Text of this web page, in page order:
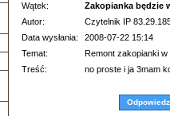
Wątek:
Zakopianka będzie
Autor:
Czytelnik IP
Data wysłania:
2008-07-22 15:14
Temat:
Remont zakopianki w
Treść:
no proste i ja 3mam
Odpowiedz